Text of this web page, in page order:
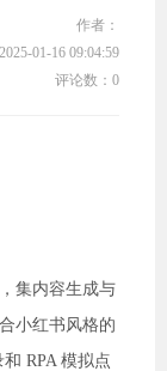
作者：
01-16 09:04:59
评论数：0
集内容生成与
小红书风格的
RPA 模拟点